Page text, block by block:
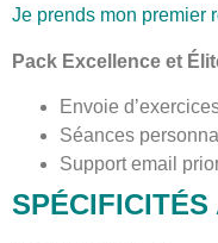
Je prends mon premier
Pack Excellence et
Envoie
Séances
Support email
SPÉCIFICITÉS